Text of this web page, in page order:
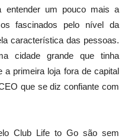
entender um pouco mais a
fascinados pelo nível da
característica das pessoas.
cidade grande que tinha
a primeira loja fora de capital
que se diz confiante com
Club Life to Go são sem